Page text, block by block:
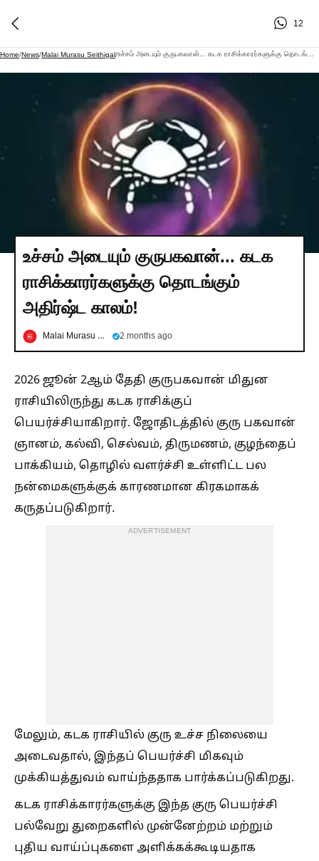
12
Home/News/Malai Murasu Seithigal/
உச்சம் அடையும் குருபகவான்... கடக
ராசிக்காரர்களுக்கு தொடங்கும்
அதிர்ஷ்ட காலம்!
Malai Murasu Seithigal 2 months ago
2026 ஜூன் 2ஆம் தேதி குருபகவான் மிதுன
ராசியிலிருந்து கடக ராசிக்குப்
பெயர்ச்சியாகிறார். ஜோதிடத்தில் குரு பகவான்
ஞானம், கல்வி, செல்வம், திருமணம், குழந்தைப்
பாக்கியம், தொழில் வளர்ச்சி உள்ளிட்ட பல
நன்மைகளுக்குக் காரணமான கிரகமாகக்
கருதப்படுகிறார்.
ADVERTISEMENT
மேலும், கடக ராசியில் குரு உச்ச நிலையை
அடைவதால், இந்தப் பெயர்ச்சி மிகவும்
முக்கியத்துவம் வாய்ந்ததாக பார்க்கப்படுகிறது.
கடக ராசிக்காரர்களுக்கு இந்த குரு பெயர்ச்சி
பல்வேறு துறைகளில் முன்னேற்றம் மற்றும்
புதிய வாய்ப்புகளை அளிக்கக்கூடியதாக